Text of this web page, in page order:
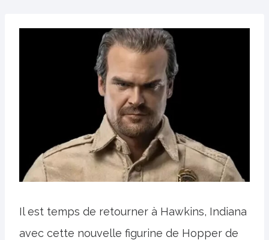
Il est temps de retourner à Hawkins, Indiana
avec cette nouvelle figurine de Hopper de